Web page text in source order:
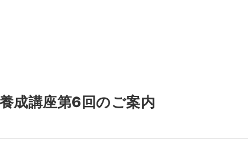
成講座第6回のご案内